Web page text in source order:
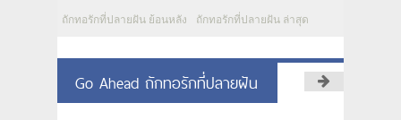
ถักทอรักที่ปลายฝัน ย้อนหลัง ถักทอรักที่ปลายฝัน ล่าสุด
Go Ahead ถักทอรักที่ปลายฝัน